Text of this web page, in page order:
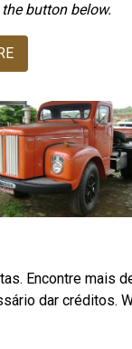
button below.
Encontre mais
dar créditos.